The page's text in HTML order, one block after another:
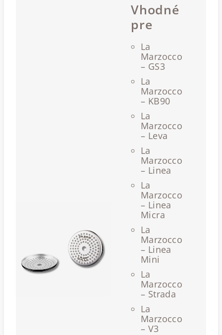
Vhodné
pre
La
Marzocco
– GS3
La
Marzocco
– KB90
La
Marzocco
– Leva
La
Marzocco
– Linea
La
Marzocco
– Linea
Micra
La
Marzocco
– Linea
Mini
La
Marzocco
– Strada
La
Marzocco
– V3